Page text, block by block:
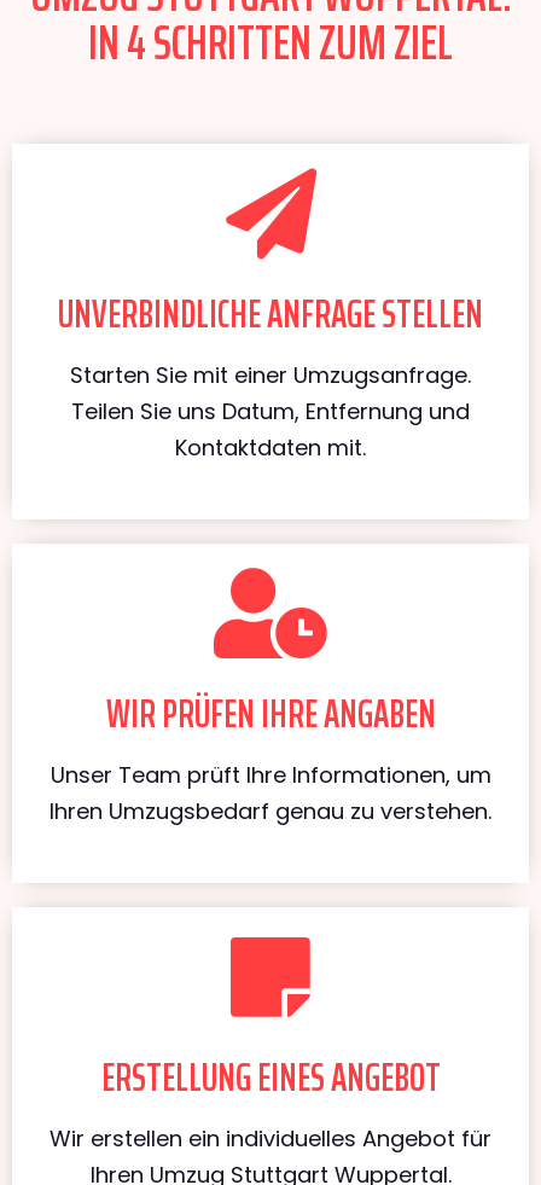
IN 4 SCHRITTEN ZUM ZIEL
UNVERBINDLICHE ANFRAGE STELLEN
Starten Sie mit einer Umzugsanfrage.
Teilen Sie uns Datum, Entfernung und
Kontaktdaten mit.
WIR PRÜFEN IHRE ANGABEN
Unser Team prüft Ihre Informationen, um
Ihren Umzugsbedarf genau zu verstehen.
ERSTELLUNG EINES ANGEBOT
Wir erstellen ein individuelles Angebot für
Ihren Umzug Stuttgart Wuppertal.